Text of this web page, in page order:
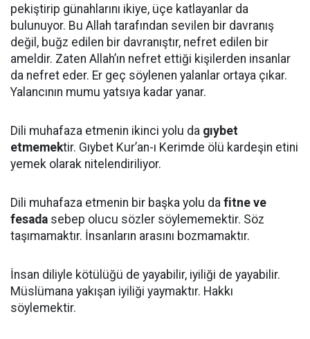
pekiştirip günahlarını ikiye, üçe katlayanlar da
bulunuyor. Bu Allah tarafından sevilen bir davranış
değil, buğz edilen bir davranıştır, nefret edilen bir
ameldir. Zaten Allah’ın nefret ettiği kişilerden insanlar
da nefret eder. Er geç söylenen yalanlar ortaya çıkar.
Yalancının mumu yatsıya kadar yanar.
Dili muhafaza etmenin ikinci yolu da gıybet
etmemektir. Gıybet Kur’an-ı Kerimde ölü kardeşin etini
yemek olarak nitelendiriliyor.
Dili muhafaza etmenin bir başka yolu da fitne ve
fesada sebep olucu sözler söylememektir. Söz
taşımamaktır. İnsanların arasını bozmamaktır.
İnsan diliyle kötülüğü de yayabilir, iyiliği de yayabilir.
Müslümana yakışan iyiliği yaymaktır. Hakkı
söylemektir.